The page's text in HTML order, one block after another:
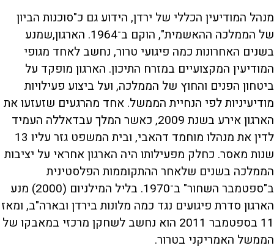
מנהל המודיעין הכללי של ירדן, הידוע גם כ"סוכנות הביון
של הממלכה ההאשמית", הוקם ב־1964. הארגון,שמנע
בשנים האחרונות כמה פיגועי טרור, נחשב לאחד מגופי
המודיעין המקצועיים במזרח התיכון. הארגון מופקד על
ביטחון הפנים והחוץ של הממלכה, ועל ביצוע פעילויות
מודיעיניות לפי הנחיית הממשל. אחד מהרגעים שזעזעו את
הארגון אירע בשנת 2009, כאשר המלך עבדאללה העמיד
לדין את מנהלו מוחמד דהאבי, ובית המשפט גזר עליו 13
שנות מאסר. כחלק מפעילותו היה הארגון אחראי על יציבות
הממלכה בשנים שלאחר ההתקוממות הפלסטינית
ב"ספטמבר השחור" ב־1970. בליל המילניום (2000) מנע
הארגון סדרת פיגועים נגד כמה מלונות בירדן ובארה"ב, ומאז
11 בספטמבר 2011 הוא נחשב לשחקן מרכזי במאבקו של
הממשל האמריקני בטרור.